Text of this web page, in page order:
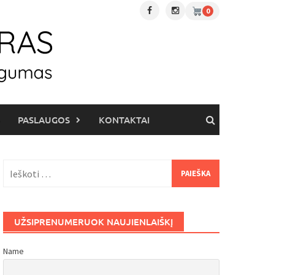
0
PASLAUGOS KONTAKTAI
UŽSIPRENUMERUOK NAUJIENLAIŠKĮ
Name